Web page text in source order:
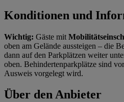
Konditionen und
Wichtig: Gäste mit
oben am Gelände aussteigen – die
dann auf den Parkplätzen weiter
oben. Behindertenparkplätze sind
Ausweis vorgelegt wird.
Über den Anbieter